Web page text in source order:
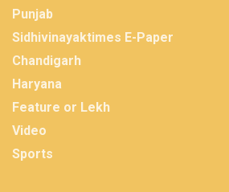
Punjab
Sidhivinayaktimes E-Paper
Chandigarh
Haryana
Feature or Lekh
Video
Sports